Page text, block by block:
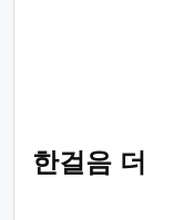
한걸음 더